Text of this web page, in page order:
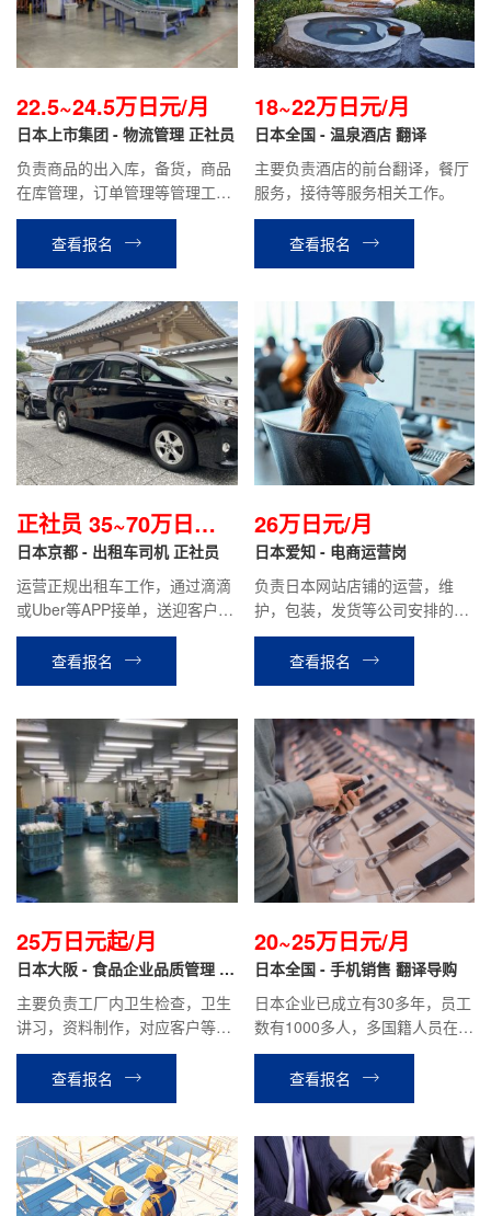
22.5~24.5万日元/月
日本上市集团 - 物流管理 正社员
负责商品的出入库，备货，商品
在库管理，订单管理等管理工
作。 负责物流中心系统的管理，
兼职及留学生，技能实习生等的
人员管理，翻译等 今后有机会转
能力)
查看报名
18~22万日元/月
日本全国 - 温泉酒店 翻译
主要负责酒店的前台翻译，餐厅
服务，接待等服务相关工作。
查看报名
正社员 35~70万日元
左右/月
日本京都 - 出租车司机 正社员
运营正规出租车工作，通过滴滴
或Uber等APP接单，送迎客户等
相关工作。月基本给19万日元，
月综合收入约35~70万日元左右
（根据个人能力）
查看报名
26万日元/月
日本爱知 - 电商运营岗
负责日本网站店铺的运营，维
护，包装，发货等公司安排的其
他工作。
查看报名
25万日元起/月
日本大阪 - 食品企业品质管理 正
主要负责工厂内卫生检查，卫生
讲习，资料制作，对应客户等公
司安排的其他工作。
查看报名
20~25万日元/月
日本全国 - 手机销售 翻译导购
日本企业已成立有30多年，员工
数有1000多人，多国籍人员在职
工作；主要负责手机套餐的介
绍，客户接待，成交手续办理等
工作.
查看报名